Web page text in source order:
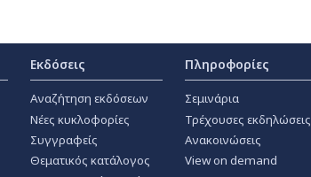
Εκδόσεις
Αναζήτηση εκδόσεων
Νέες κυκλοφορίες
Συγγραφείς
Θεματικός κατάλογος
Πληροφορίες
Σεμινάρια
Τρέχουσες εκδηλώσεις
Ανακοινώσεις
View on demand